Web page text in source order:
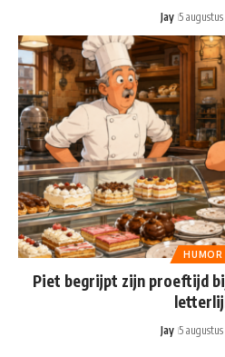
Jay 5
HUMOR
Piet begrijpt zijn proeftijd
Jay 5